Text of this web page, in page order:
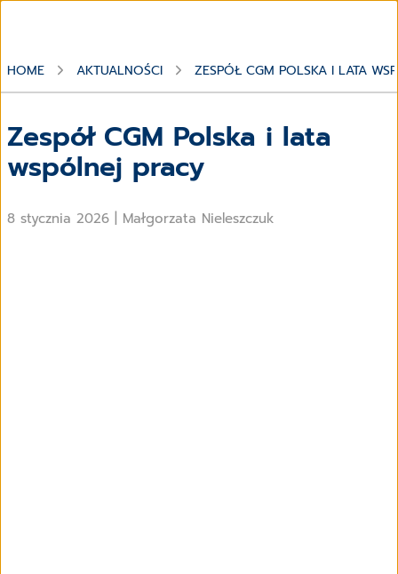
HOME AKTUALNOŚCI ZESPÓŁ CGM POLSKA I LATA
Zespół CGM Polska i lata
wspólnej pracy
8 stycznia 2026 Małgorzata Nieleszczuk